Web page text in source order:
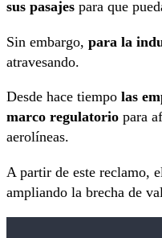
sus pasajes para que
Sin embargo, para la
atravesando.
Desde hace tiempo las
marco regulatorio para
aerolíneas.
A partir de este reclamo,
ampliando la brecha de